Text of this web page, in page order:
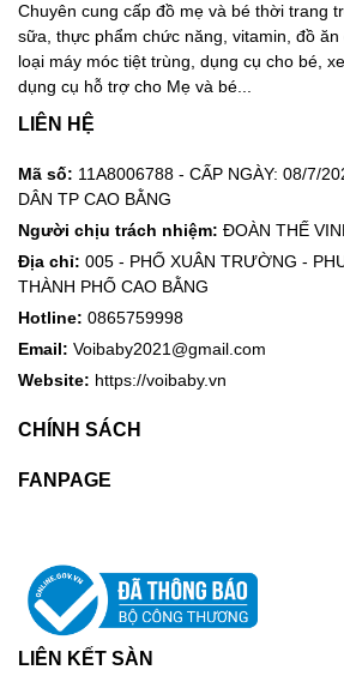
Chuyên cung cấp đồ mẹ và bé thời trang
sữa, thực phẩm chức năng, vitamin, đồ
loại máy móc tiệt trùng, dụng cụ cho bé,
dụng cụ hỗ trợ cho Mẹ và bé...
LIÊN HỆ
Mã số: 11A8006788 - CẤP NGÀY: 08/7/
DÂN TP CAO BẰNG
Người chịu trách nhiệm: ĐOÀN THẾ
Địa chỉ: 005 - PHỐ XUÂN TRƯỜNG -
THÀNH PHỐ CAO BẰNG
Hotline: 0865759998
Email: Voibaby2021@gmail.com
Website: https://voibaby.vn
CHÍNH SÁCH
FANPAGE
LIÊN KẾT SÀN